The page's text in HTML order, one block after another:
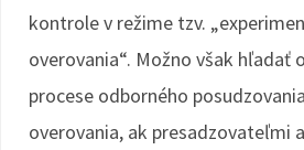
kontrole v režime tzv.
overovania“. Možno však hľadať
procese odborného
overovania, ak presadzovateľmi